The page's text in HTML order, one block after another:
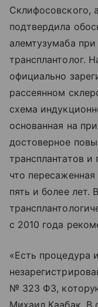
Склифосовского,
подтвердила
алемтузумаба при
трансплантолог.
официально
рассеянном
схема
основанная на
достоверное
трансплантатов
что
пять и более лет.
с 2010 года
«Есть процедура
№ 323 ФЗ,
Михаил Каабак. В